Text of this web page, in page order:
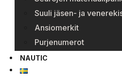
Suuli jäsen- ja
Ansiomerkit
Purjenumerot
NAUTIC